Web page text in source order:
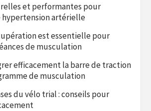
et performantes pour
artérielle
est essentielle pour
de musculation
efficacement la barre de traction
de musculation
du vélo trial : conseils pour